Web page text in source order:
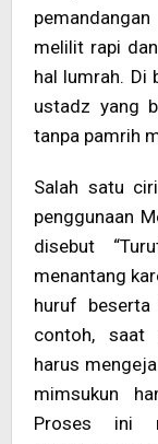
melilit rapi
hal lumrah. Di
ustadz yang
tanpa pamrih
Salah satu
penggunaan
disebut
menantang
huruf beserta
contoh, saat
harus
mimsukun
Proses ini